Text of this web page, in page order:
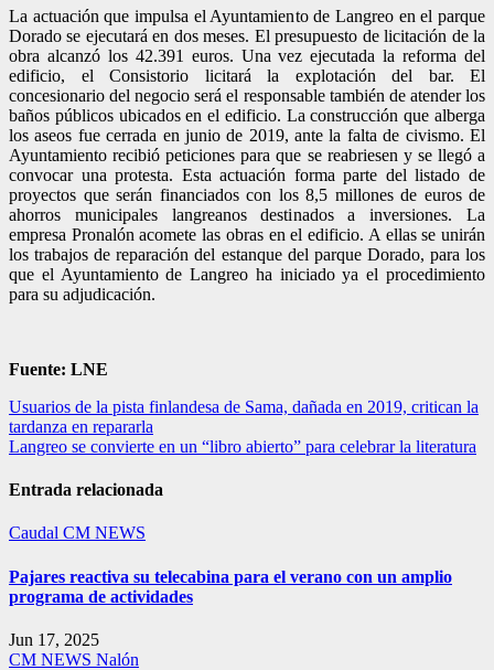
La actuación que impulsa el Ayuntamiento de Langreo en el parque
Dorado se ejecutará en dos meses. El presupuesto de licitación de la
obra alcanzó los 42.391 euros. Una vez ejecutada la reforma del
edificio, el Consistorio licitará la explotación del bar. El
concesionario del negocio será el responsable también de atender los
baños públicos ubicados en el edificio. La construcción que alberga
los aseos fue cerrada en junio de 2019, ante la falta de civismo. El
Ayuntamiento recibió peticiones para que se reabriesen y se llegó a
convocar una protesta. Esta actuación forma parte del listado de
proyectos que serán financiados con los 8,5 millones de euros de
ahorros municipales langreanos destinados a inversiones. La
empresa Pronalón acomete las obras en el edificio. A ellas se unirán
los trabajos de reparación del estanque del parque Dorado, para los
que el Ayuntamiento de Langreo ha iniciado ya el procedimiento
para su adjudicación.
Fuente: LNE
Navegación
de
Usuarios de la pista finlandesa de Sama, dañada en 2019, critican la
tardanza en repararla
Langreo se convierte en un “libro abierto” para celebrar la literatura
Entrada relacionada
Caudal CM NEWS
Pajares reactiva su telecabina para el verano con un amplio
programa de actividades
Jun 17, 2025
CM NEWS Nalón